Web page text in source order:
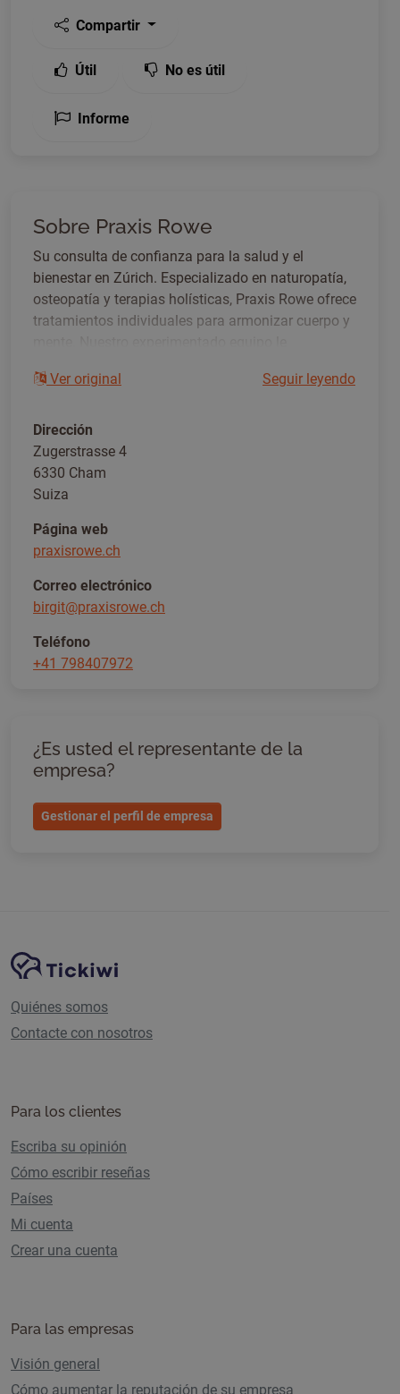
Compartir
Útil No es útil
Informe
Sobre Praxis Rowe
Su consulta de confianza para la salud y el
bienestar en Zúrich. Especializado en naturopatía,
osteopatía y terapias holísticas, Praxis Rowe ofrece
tratamientos individuales para armonizar cuerpo y
calidad de vida. Descubra nuestros enfoques
cita ahora!
Ver original Seguir leyendo
Dirección
Zugerstrasse 4
6330 Cham
Suiza
Página web
praxisrowe.ch
Correo electrónico
birgit@praxisrowe.ch
Teléfono
+41 798407972
¿Es usted el representante de la
empresa?
Gestionar el perfil de empresa
Navegación del sitio
Plataforma Tickiwi
Quiénes somos
Contacte con nosotros
Para los clientes
Escriba su opinión
Cómo escribir reseñas
Países
Mi cuenta
Crear una cuenta
Para las empresas
Visión general
Cómo aumentar la reputación de su empresa